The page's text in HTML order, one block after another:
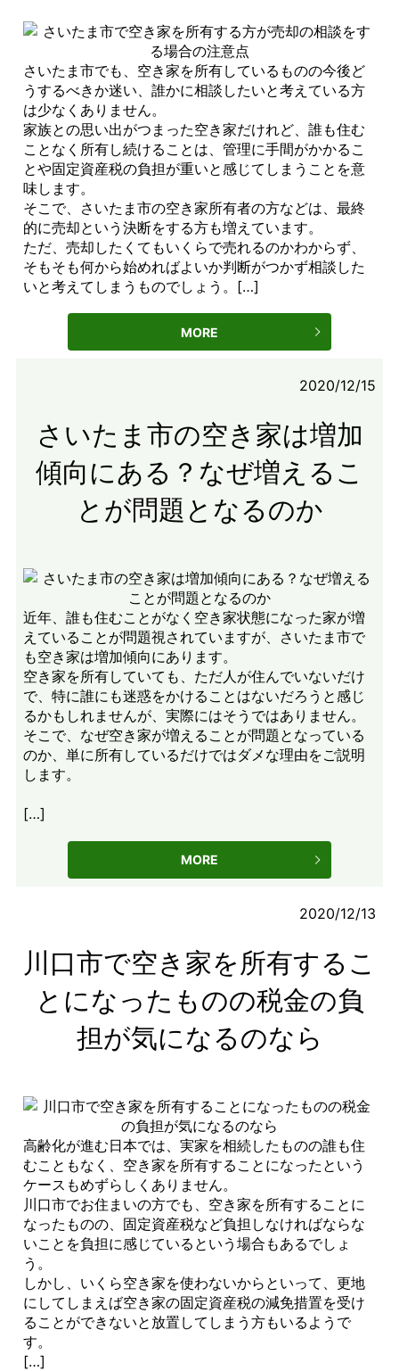
さいたま市でも、空き家を所有しているものの今後ど
うするべきか迷い、誰かに相談したいと考えている方
は少なくありません。
家族との思い出がつまった空き家だけれど、誰も住む
ことなく所有し続けることは、管理に手間がかかるこ
とや固定資産税の負担が重いと感じてしまうことを意
味します。
そこで、さいたま市の空き家所有者の方などは、最終
的に売却という決断をする方も増えています。
ただ、売却したくてもいくらで売れるのかわからず、
そもそも何から始めればよいか判断がつかず相談した
いと考えてしまうものでしょう。[…]
MORE
2020/12/15
さいたま市の空き家は増加
傾向にある？なぜ増えるこ
とが問題となるのか
近年、誰も住むことがなく空き家状態になった家が増
えていることが問題視されていますが、さいたま市で
も空き家は増加傾向にあります。
空き家を所有していても、ただ人が住んでいないだけ
で、特に誰にも迷惑をかけることはないだろうと感じ
るかもしれませんが、実際にはそうではありません。
そこで、なぜ空き家が増えることが問題となっている
のか、単に所有しているだけではダメな理由をご説明
します。
[…]
MORE
2020/12/13
川口市で空き家を所有するこ
とになったものの税金の負
担が気になるのなら
高齢化が進む日本では、実家を相続したものの誰も住
むこともなく、空き家を所有することになったという
ケースもめずらしくありません。
川口市でお住まいの方でも、空き家を所有することに
なったものの、固定資産税など負担しなければならな
いことを負担に感じているという場合もあるでしょ
う。
しかし、いくら空き家を使わないからといって、更地
にしてしまえば空き家の固定資産税の減免措置を受け
ることができないと放置してしまう方もいるようで
す。
[…]